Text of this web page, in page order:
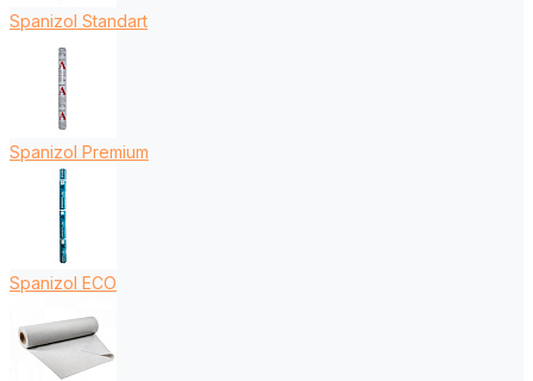
Spanizol Standart
Spanizol Premium
Spanizol ECO